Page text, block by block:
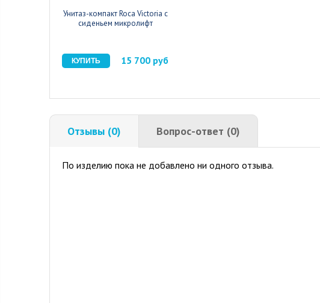
Унитаз-компакт Roca Victoria с
сиденьем микролифт
15 700 руб
Отзывы (0) Вопрос-ответ (0)
По изделию пока не добавлено ни одного отзыва.